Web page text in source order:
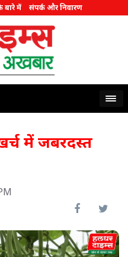
बारे में संपर्क और निवारण
में जबरदस्त